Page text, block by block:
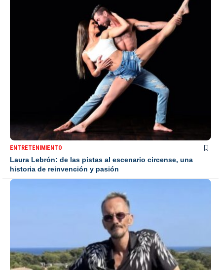
ENTRETENIMIENTO
Laura Lebrón: de las pistas al escenario circense, una
historia de reinvención y pasión